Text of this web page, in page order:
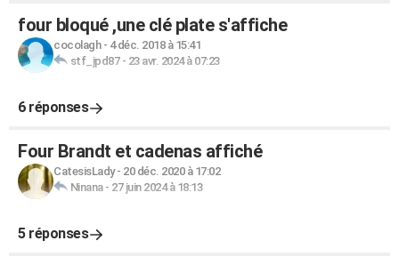
four bloqué ,une clé plate s'affiche
cocolagh- 4 déc. 2018 à 15:41
stf_jpd87- 23 avr. 2024 à 07:23
6 réponses
Four Brandt et cadenas affiché
CatesisLady- 20 déc. 2020 à 17:02
Ninana- 27 juin 2024 à 18:13
5 réponses